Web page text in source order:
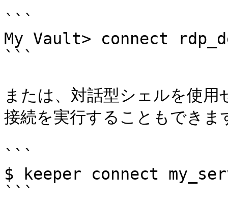
```
My Vault> connect
```
または、対話型シェルを使
接続を実行することもできま
```
$ keeper connect
```